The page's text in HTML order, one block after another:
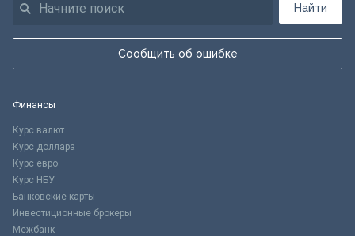
Найти
Сообщить об ошибке
Финансы
Курс валют
Курс доллара
Курс евро
Курс НБУ
Банковские карты
Инвестиционные брокеры
Межбанк